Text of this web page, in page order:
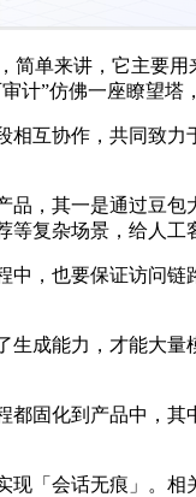
来讲，它主要用
”仿佛一座瞭望塔
协作，共同致力
，其一是通过豆
复杂场景，给人工
也要保证访问链
能力，才能大量
化到产品中，其
会话无痕」。相